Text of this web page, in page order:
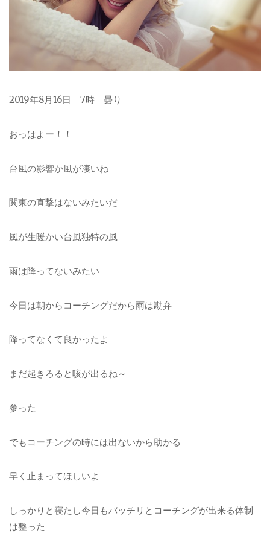
2019年8月16日 7時 曇り
おっはよー！！
台風の影響か風が凄いね
関東の直撃はないみたいだ
風が生暖かい台風独特の風
雨は降ってないみたい
今日は朝からコーチングだから雨は勘弁
降ってなくて良かったよ
まだ起きろると咳が出るね～
参った
でもコーチングの時には出ないから助かる
早く止まってほしいよ
しっかりと寝たし今日もバッチリとコーチングが出来る体制
は整った